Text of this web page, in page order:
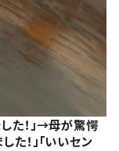
た！」→母が驚愕
！」「いいセン